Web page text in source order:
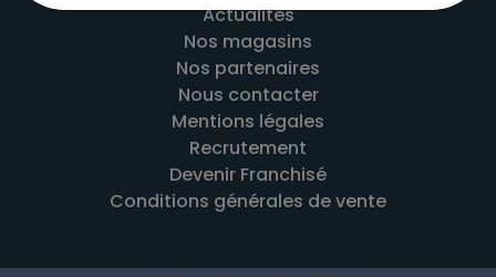
Actualités
Nos magasins
Nos partenaires
Nous contacter
Mentions légales
Recrutement
Devenir Franchisé
Conditions générales de vente